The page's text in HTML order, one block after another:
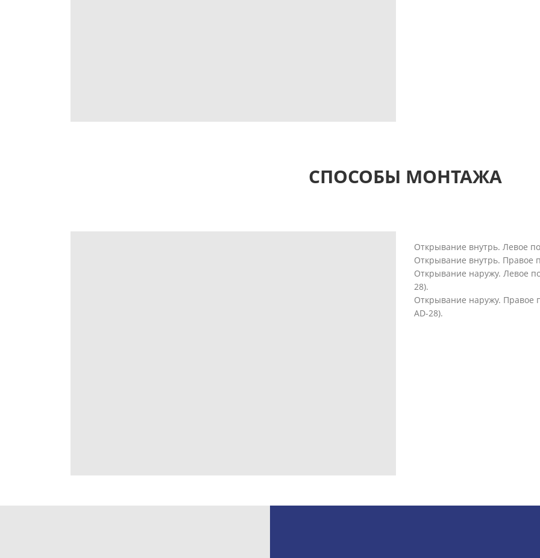
СПОСОБЫ МОНТАЖА
Открывание внутрь. Левое
Открывание внутрь. Правое
Открывание наружу. Левое
28).
Открывание наружу. Правое
AD-28).